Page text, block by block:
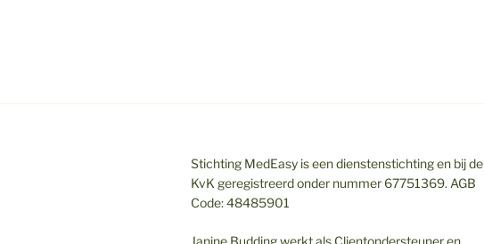
Stichting MedEasy is een dienstenstichting en bij de
KvK geregistreerd onder nummer 67751369. AGB
Code: 48485901